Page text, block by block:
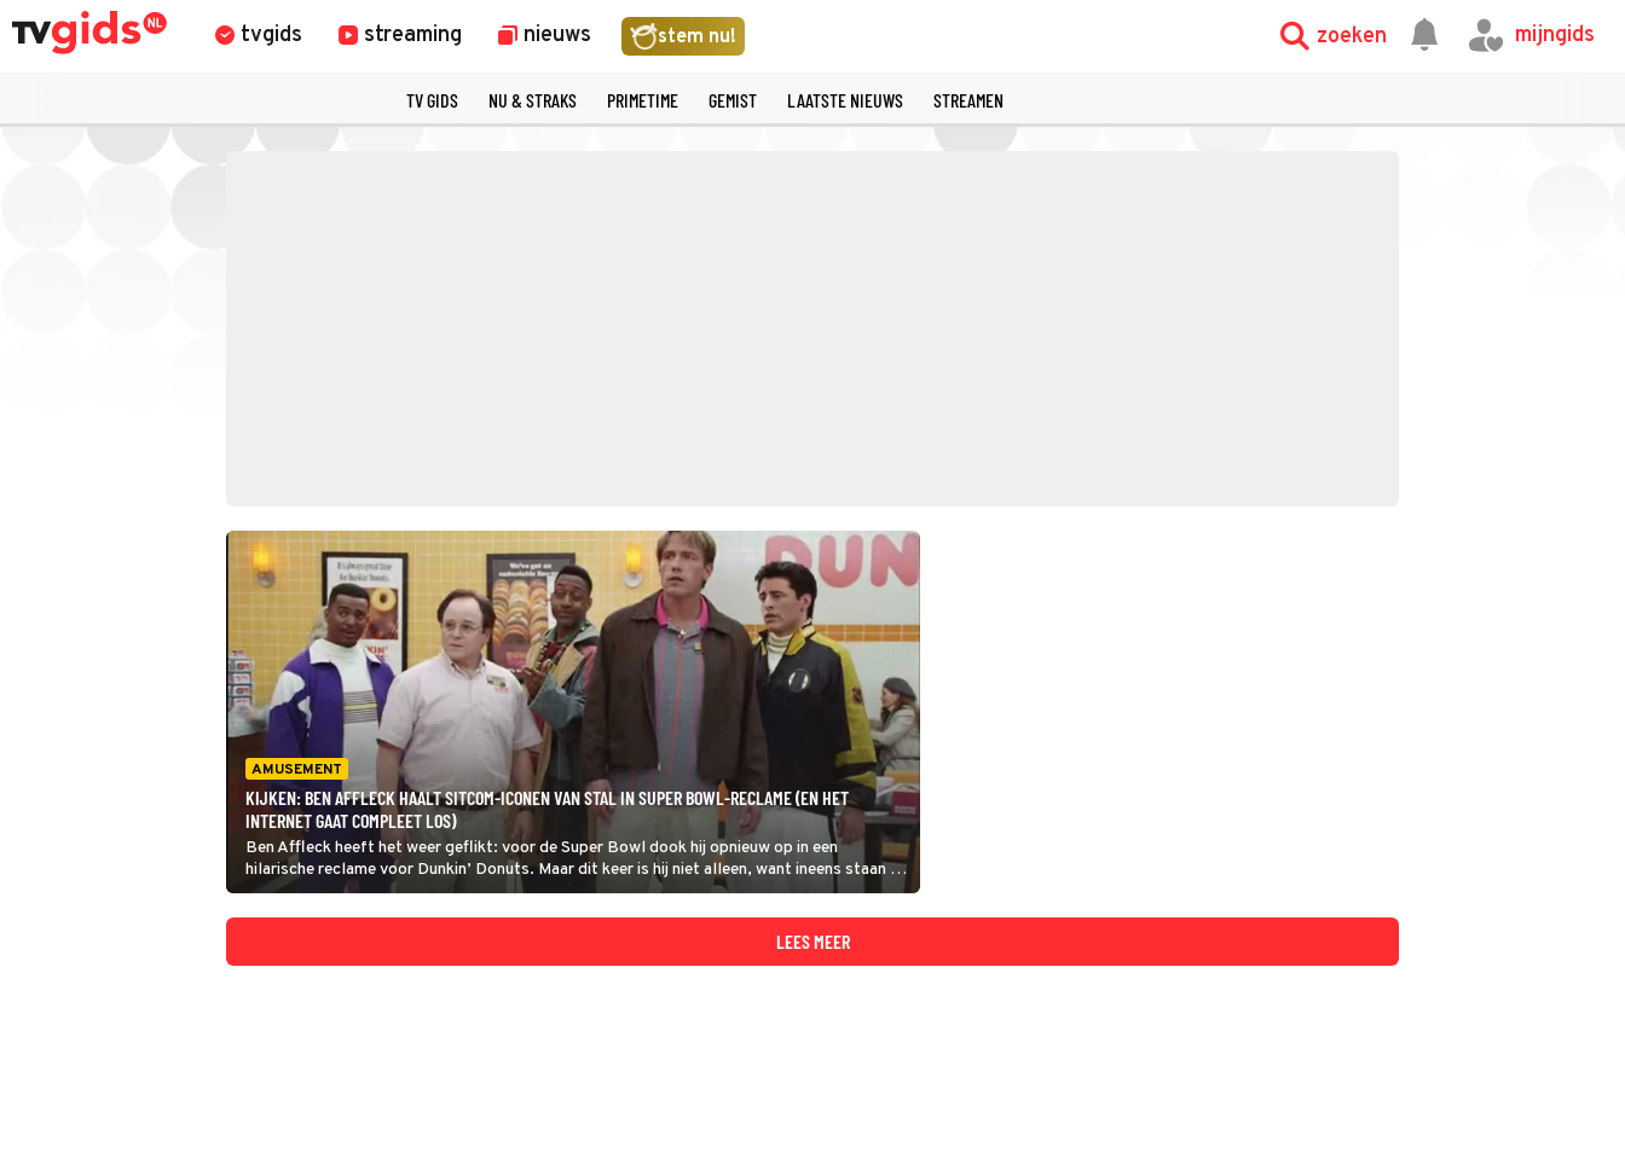
tvgids streaming nieuws stem nu! zoeken mijngids
TV GIDS NU & STRAKS PRIMETIME GEMIST LAATSTE NIEUWS STREAMEN
AMUSEMENT
KIJKEN: BEN AFFLECK HAALT SITCOM-ICONEN VAN STAL IN SUPER BOWL-RECLAME (EN HET
INTERNET GAAT COMPLEET LOS)
Ben Affleck heeft het weer geflikt: voor de Super Bowl dook hij opnieuw op in een
hilarische reclame voor Dunkin’ Donuts. Maar dit keer is hij niet alleen, want ineens staan er
een hele rits aan sitcom-legendes naast hem, compleet met een flinke dosis nostalgie en
knipogen naar klassieke tv-series.
LEES MEER